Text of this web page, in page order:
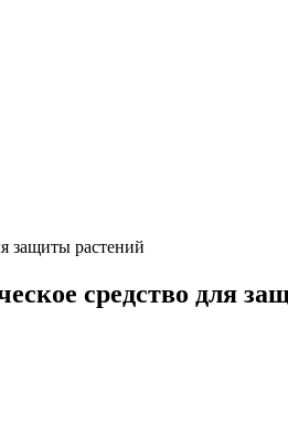
защиты растений
средство для